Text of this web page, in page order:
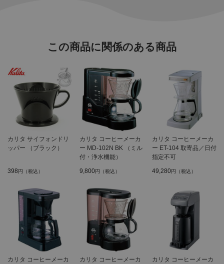
この商品に関係のある商品
カリタ サイフォンドリ
ッパー （ブラック）
398円（税込）
カリタ コーヒーメーカ
ー MD-102N BK （ミル
付・浄水機能）
9,800円（税込）
カリタ コーヒーメーカ
ー ET-104 取寄品／日付
指定不可
49,280円（税込）
カリタ コーヒーメーカ
カリタ コーヒーメーカ
カリタ コーヒーメーカ